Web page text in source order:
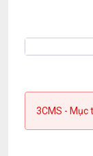
3CMS - Mục